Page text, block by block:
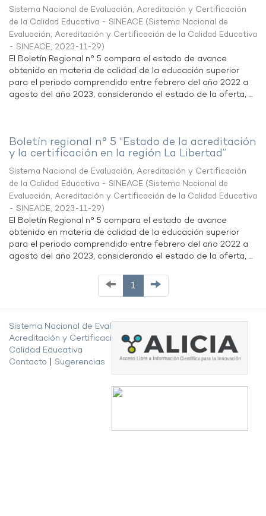
Sistema Nacional de Evaluación, Acreditación y Certificación
de la Calidad Educativa - SINEACE (Sistema Nacional de
Evaluación, Acreditación y Certificación de la Calidad Educativa
- SINEACE, 2023-11-29)
El Boletín Regional n° 5 compara el estado de avance
obtenido en materia de calidad de la educación superior
para el periodo comprendido entre febrero del año 2022 a
agosto del año 2023, considerando el estado de la oferta, ...
Boletín regional n° 5 “Estado de la acreditación
y la certificación en la región La Libertad”
Sistema Nacional de Evaluación, Acreditación y Certificación
de la Calidad Educativa - SINEACE (Sistema Nacional de
Evaluación, Acreditación y Certificación de la Calidad Educativa
- SINEACE, 2023-11-29)
El Boletín Regional n° 5 compara el estado de avance
obtenido en materia de calidad de la educación superior
para el periodo comprendido entre febrero del año 2022 a
agosto del año 2023, considerando el estado de la oferta, ...
1
Sistema Nacional de Evaluación,
Acreditación y Certificación de la
Calidad Educativa
Contacto
Sugerencias